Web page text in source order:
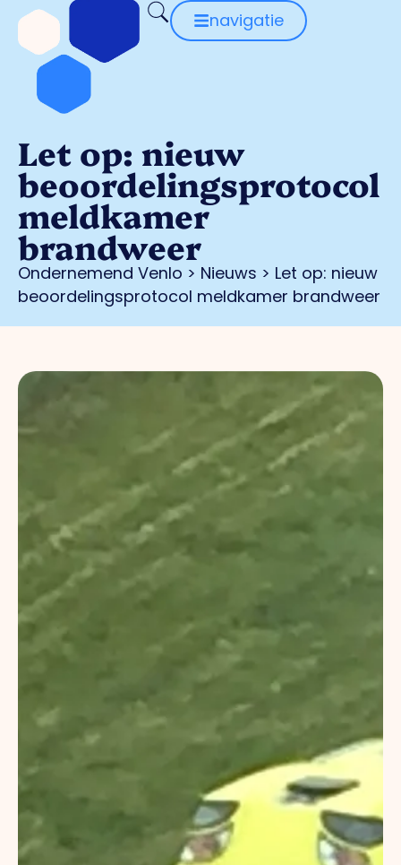
navigatie
Let op: nieuw
beoordelingsprotocol
meldkamer
brandweer
Ondernemend Venlo > Nieuws > Let op: nieuw
beoordelingsprotocol meldkamer brandweer